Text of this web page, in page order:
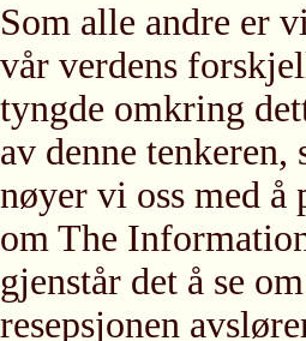
Som alle andre er
vår verdens
tyngde omkring
av denne
nøyer vi oss med å
om The
gjenstår det å se
resepsjonen